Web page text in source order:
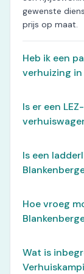
gewenste
prijs op maat.
Heb ik een
verhuizing in
Is er een
Is een
Hoe vroeg
Wat is